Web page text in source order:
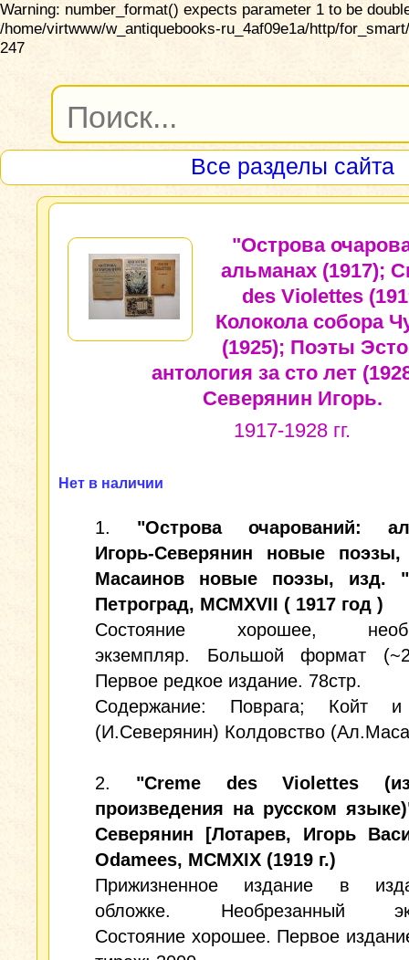
Warning: number_format() expects parameter 1 to be
/home/virtwww/w_antiquebooks-ru_4af09e1a/http/
247
Все разделы сайта
"Острова
альманах (1917);
des Violettes
Колокола собора
(1925); Поэты
антология за сто лет
Северянин Игорь.
1917-1928 гг.
Нет в наличии
1. "Острова очарований:
Игорь-Северянин новые поэзы,
Масаинов новые поэзы, изд.
Петроград, MCMXVII ( 1917 год )
Состояние хорошее,
экземпляр. Большой формат
Первое редкое издание. 78стр.
Содержание: Поврага; Койт
(И.Северянин) Колдовство
2. "Creme des Violettes
произведения на русском
Северянин [Лотарев, Игорь
Odamees, MCMXIX (1919 г.)
Прижизненное издание в
обложке. Необрезанный
Состояние хорошее. Первое